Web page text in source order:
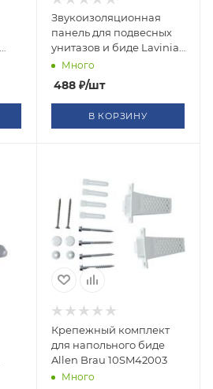
Звукоизоляционная
панель для подвесных
унитазов и биде Lavinia
Boho RelFix 38050010
Много
488₽/шт
В КОРЗИНУ
Крепежный комплект
для напольного биде
Allen Brau 10SM42003
Много